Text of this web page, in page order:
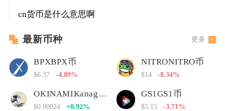
cn货币是什么意思啊
最新币种 更多
BPXBPX币
$6.37 -4.89%
NITRONITRO币
$14 -8.34%
OKINAMIKanagawa Nami
$0.00024 +0.92%
GS1GS1币
$5.15 -3.71%